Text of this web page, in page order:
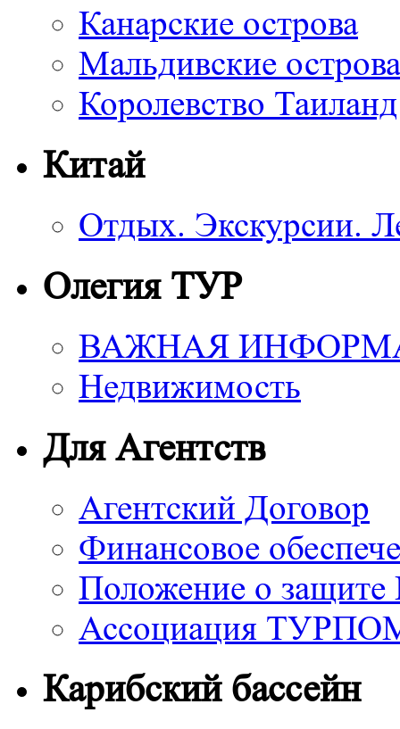
Канарские острова
Мальдивские острова
Королевство Таиланд
Китай
Отдых. Экскурсии.
Олегия ТУР
ВАЖНАЯ
Недвижимость
Для Агентств
Агентский Договор
Финансовое
Положение о
Ассоциация
Карибский бассейн